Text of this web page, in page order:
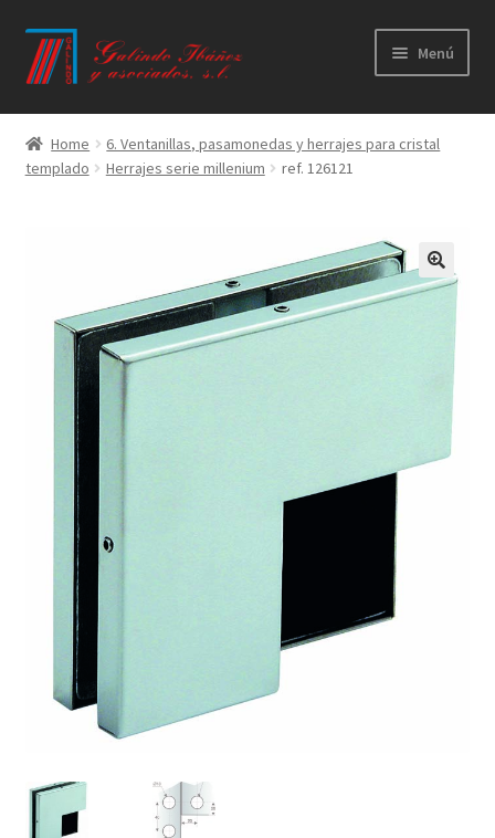
Ir
a
Ir
al
Menú
Principal
Productos
Calidad
Contacto
Trabaja con nosotros
Home
6. Ventanillas, pasamonedas y herrajes para cristal
templado
Herrajes serie millenium ref. 126121